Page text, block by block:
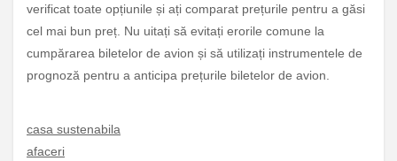
verificat toate opțiunile și ați comparat prețurile pentru a găsi
cel mai bun preț. Nu uitați să evitați erorile comune la
cumpărarea biletelor de avion și să utilizați instrumentele de
prognoză pentru a anticipa prețurile biletelor de avion.
casa sustenabila
afaceri